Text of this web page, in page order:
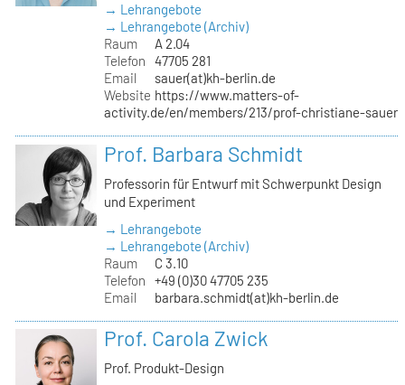
→ Lehrangebote
→ Lehrangebote (Archiv)
Raum
A 2.04
Telefon
47705 281
Email
sauer(at)kh-berlin.de
Website https://www.matters-of-
activity.de/en/members/213/prof-christiane-sauer
Prof. Barbara Schmidt
Professorin für Entwurf mit Schwerpunkt Design
und Experiment
→ Lehrangebote
→ Lehrangebote (Archiv)
Raum
C 3.10
Telefon
+49 (0)30 47705 235
Email
barbara.schmidt(at)kh-berlin.de
Prof. Carola Zwick
Prof. Produkt-Design